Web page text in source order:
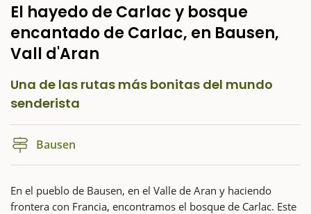
El hayedo de Carlac y bosque
encantado de Carlac, en Bausen,
Vall d'Aran
Una de las rutas más bonitas del mundo
senderista
Bausen
En el pueblo de Bausen, en el Valle de Aran y haciendo
frontera con Francia, encontramos el bosque de Carlac. Este